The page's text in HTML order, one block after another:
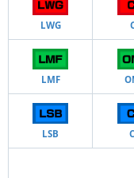
LWG
LMF
LSB